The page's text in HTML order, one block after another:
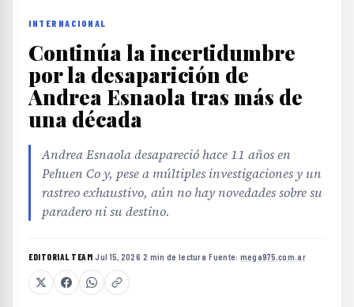
INTERNACIONAL
Continúa la incertidumbre
por la desaparición de
Andrea Esnaola tras más de
una década
Andrea Esnaola desapareció hace 11 años en
Pehuen Co y, pese a múltiples investigaciones y un
rastreo exhaustivo, aún no hay novedades sobre su
paradero ni su destino.
EDITORIAL TEAM·Jul 15, 2026·2 min de lectura·Fuente: mega975.com.ar